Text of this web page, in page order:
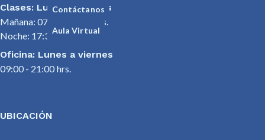
Contáctanos
Aula Virtual
Clases: Lunes a viernes
Mañana: 07:30 - 12:30 hrs.
Noche: 17:30 - 22:00 hrs.
Oficina: Lunes a viernes
09:00 - 21:00 hrs.
UBICACIÓN